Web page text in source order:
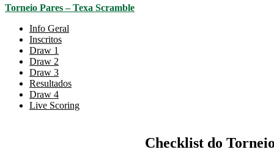
Torneio Pares – Texa Scramble
Info Geral
Inscritos
Draw 1
Draw 2
Draw 3
Resultados
Draw 4
Live Scoring
Checklist do